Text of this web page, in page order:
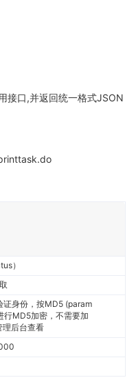
接口,并返回统一格式JSON
）
证身份，按MD5 (param
MD5加密，不需要加
理后台查看